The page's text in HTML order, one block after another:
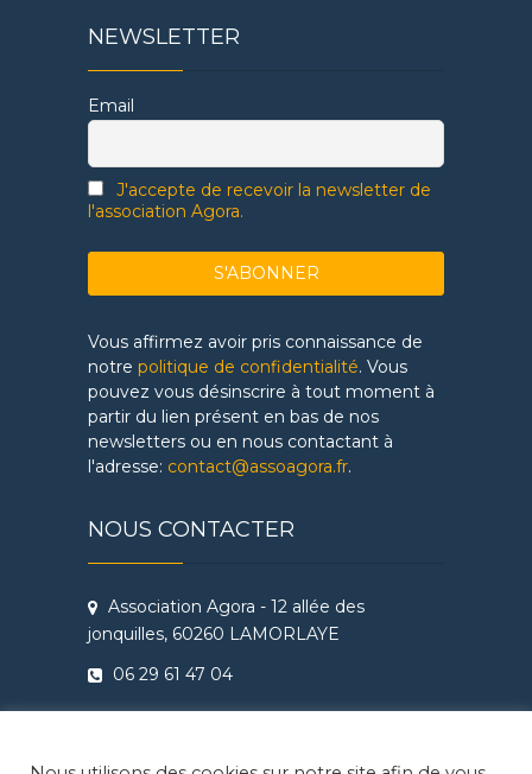
NEWSLETTER
Email
J'accepte de recevoir la newsletter de
l'association Agora.
Vous affirmez avoir pris connaissance de
notre politique de confidentialité. Vous
pouvez vous désinscrire à tout moment à
partir du lien présent en bas de nos
newsletters ou en nous contactant à
l'adresse: contact@assoagora.fr.
NOUS CONTACTER
Association Agora - 12 allée des
jonquilles, 60260 LAMORLAYE
06 29 61 47 04
Règlement intérieur Agora - Ateliers